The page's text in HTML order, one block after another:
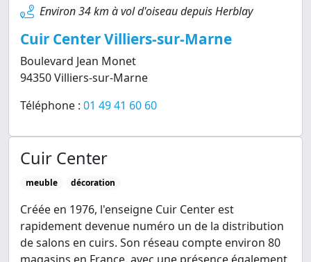
Environ 34 km à vol d'oiseau depuis Herblay
Cuir Center Villiers-sur-Marne
Boulevard Jean Monet
94350 Villiers-sur-Marne
Téléphone : 01 49 41 60 60
Cuir Center
meuble décoration
Créée en 1976, l'enseigne Cuir Center est
rapidement devenue numéro un de la distribution
de salons en cuirs. Son réseau compte environ 80